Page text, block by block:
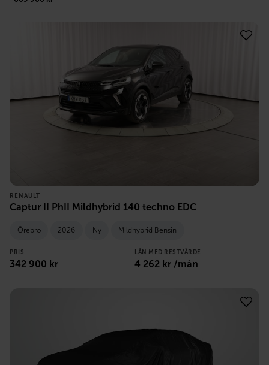
RENAULT
Captur II PhII Mildhybrid 140 techno EDC
Örebro 2026 Ny Mildhybrid Bensin
PRIS
342 900 kr
LÅN MED RESTVÄRDE
4 262 kr /mån